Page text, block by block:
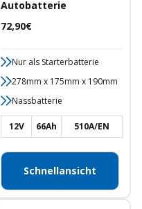
Autobatterie
Angebotspreis
72,90€
Nur als Starterbatterie
278mm x 175mm x 190mm
Nassbatterie
12V 66Ah 510A/EN
Schnellansicht